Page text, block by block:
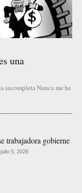
una
incompleta Nunca me he
trabajadora gobierne
julio 5, 2026